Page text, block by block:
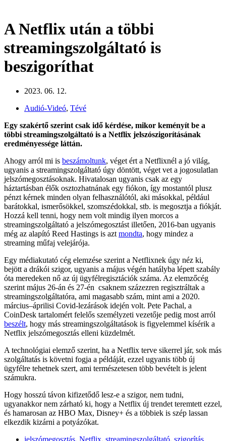
A Netflix után a többi
streamingszolgáltató is
beszigoríthat
2023. 06. 12.
Audió-Videó, Tévé
Egy szakértő szerint csak idő kérdése, mikor keményít be a
többi streamingszolgáltató is a Netflix jelszószigorításának
eredményessége láttán.
Ahogy arról mi is beszámoltunk, véget ért a Netflixnél a jó világ,
ugyanis a streamingszolgáltató úgy döntött, véget vet a jogosulatlan
jelszómegosztásoknak. Hivatalosan ugyanis csak az egy
háztartásban élők osztozhatnának egy fiókon, így mostantól plusz
pénzt kérnek minden olyan felhasználótól, aki másokkal, például
barátokkal, ismerősökkel, szomszédokkal, stb. is megosztja a fiókját.
Hozzá kell tenni, hogy nem volt mindig ilyen morcos a
streamingszolgáltató a jelszómegosztást illetően, 2016-ban ugyanis
még az alapító Reed Hastings is aztmondta, hogy mindez a
streaming műfaj velejárója.
Egy médiakutató cég elemzése szerint a Netflixnek úgy néz ki,
bejött a drákói szigor, ugyanis a május végén hatályba lépett szabály
óta meredeken nő az új ügyfélregisztációk száma. Az elemzőcég
szerint május 26-án és 27-én csaknem százezren regisztráltak a
streamingszolgáltatóra, ami magasabb szám, mint ami a 2020.
március–áprilisi Covid-lezárások idején volt. Pete Pachal, a
CoinDesk tartalomért felelős személyzeti vezetője pedig most arról
beszélt, hogy más streamingszolgáltatások is figyelemmel kísérik a
Netflix jelszómegosztás elleni küzdelmét.
A technológiai elemző szerint, ha a Netflix terve sikerrel jár, sok más
szolgáltatás is követni fogja a példáját, ezzel ugyanis több új
ügyfélre tehetnek szert, ami természetesen több bevételt is jelent
számukra.
Hogy hosszú távon kifizetődő lesz-e a szigor, nem tudni,
ugyanakkor nem zárható ki, hogy a Netflix új trendet teremtett ezzel,
és hamarosan az HBO Max, Disney+ és a többiek is szép lassan
elkezdik kizárni a potyázókat.